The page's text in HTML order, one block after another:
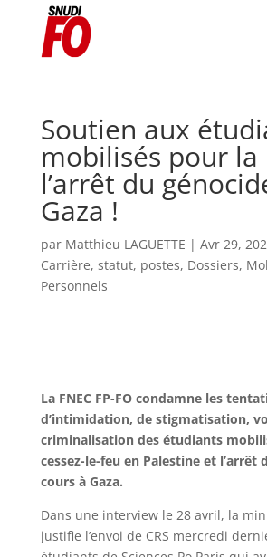
Soutien aux
mobilisés pour la
l’arrêt du
Gaza !
par Matthieu LAGUETTE | Avr 29,
Carrière, statut, postes, Dossiers,
Personnels
La FNEC FP-FO condamne les
d’intimidation, de stigmatisation,
criminalisation des étudiants
cessez-le-feu en Palestine et l’arrêt
cours à Gaza.
Dans une interview le 28 avril, la
justifie l’envoi de CRS mercredi